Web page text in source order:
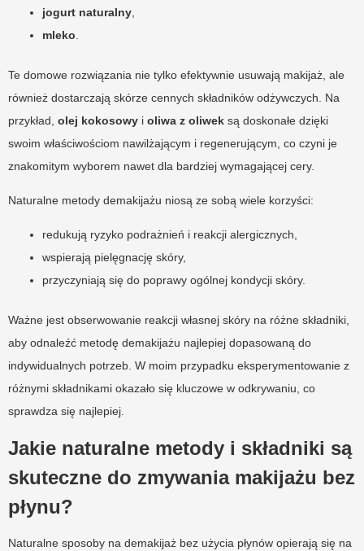
jogurt naturalny
mleko
Te domowe rozwiązania nie tylko efektywnie usuwają makijaż, ale
również dostarczają skórze cennych składników odżywczych. Na
przykład, olej kokosowy i oliwa z oliwek są doskonałe dzięki
swoim właściwościom nawilżającym i regenerującym, co czyni je
znakomitym wyborem nawet dla bardziej wymagającej cery.
Naturalne metody demakijażu niosą ze sobą wiele korzyści:
redukują ryzyko podrażnień i reakcji alergicznych,
wspierają pielęgnację skóry,
przyczyniają się do poprawy ogólnej kondycji skóry.
Ważne jest obserwowanie reakcji własnej skóry na różne składniki,
aby odnaleźć metodę demakijażu najlepiej dopasowaną do
indywidualnych potrzeb. W moim przypadku eksperymentowanie z
różnymi składnikami okazało się kluczowe w odkrywaniu, co
sprawdza się najlepiej.
Jakie naturalne metody i składniki są
skuteczne do zmywania makijażu bez
płynu?
Naturalne sposoby na demakijaż bez użycia płynów opierają się na